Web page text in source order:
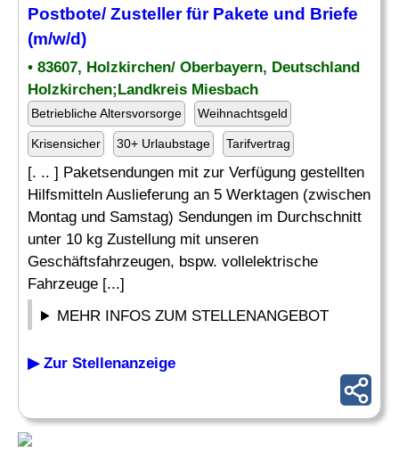
Postbote/ Zustellerfür Pakete und Briefe
(m/w/d)
• 83607, Holzkirchen/ Oberbayern, Deutschland
Holzkirchen;Landkreis Miesbach
Betriebliche Altersvorsorge Weihnachtsgeld
Krisensicher 30+ Urlaubstage Tarifvertrag
[. .. ] Paketsendungen mit zur Verfügung gestellten
Hilfsmitteln Auslieferung an 5 Werktagen (zwischen
Montag und Samstag) Sendungen im Durchschnitt
unter 10 kg Zustellung mit unseren
Geschäftsfahrzeugen, bspw. vollelektrische
Fahrzeuge [...]
MEHR INFOS ZUM STELLENANGEBOT
▶ Zur Stellenanzeige